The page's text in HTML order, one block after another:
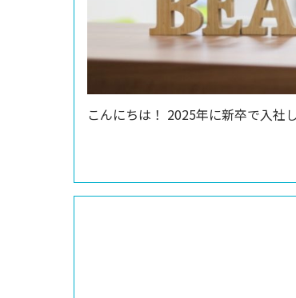
こんにちは！ 2025年に新卒で入社